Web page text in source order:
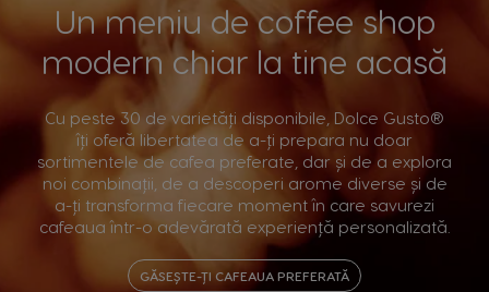
Un meniu de coffee shop
modern chiar la tine acasă
Cu peste 30 de varietăți disponibile, Dolce Gusto®
îți oferă libertatea de a-ți prepara nu doar
sortimentele de cafea preferate, dar și de a explora
noi combinații, de a descoperi arome diverse și de
a-ți transforma fiecare moment în care savurezi
cafeaua într-o adevărată experiență personalizată.
GĂSEȘTE-ȚI CAFEAUA PREFERATĂ